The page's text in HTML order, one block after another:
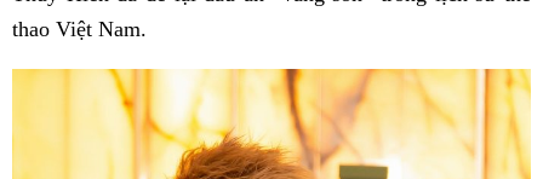
thao Việt Nam.